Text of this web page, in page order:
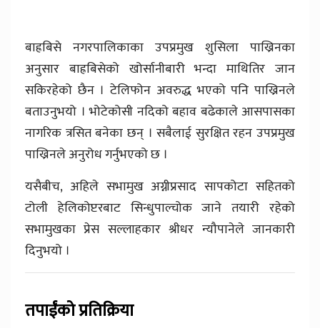
बाह्रबिसे नगरपालिकाका उपप्रमुख शुसिला पाख्रिनका
अनुसार बाह्रबिसेको खोर्सानीबारी भन्दा माथितिर जान
सकिरहेको छैन । टेलिफोन अवरुद्ध भएको पनि पाख्रिनले
बताउनुभयो । भोटेकोसी नदिको बहाव बढेकाले आसपासका
नागरिक त्रसित बनेका छन् । सबैलाई सुरक्षित रहन उपप्रमुख
पाख्रिनले अनुरोध गर्नुभएको छ ।
यसैबीच, अहिले सभामुख अग्नीप्रसाद सापकोटा सहितको
टोली हेलिकोप्टरबाट सिन्धुपाल्चोक जाने तयारी रहेको
सभामुखका प्रेस सल्लाहकार श्रीधर न्यौपानेले जानकारी
दिनुभयो ।
तपाईंको प्रतिक्रिया